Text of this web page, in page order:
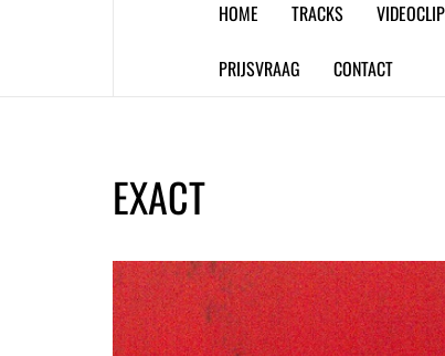
HOME TRACKS
PRIJSVRAAG CONTACT
EXACT